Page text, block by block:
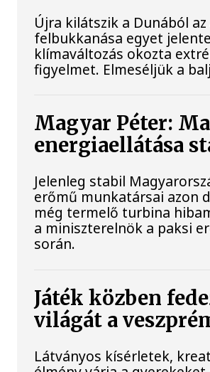
Újra kilátszik a Dunából
felbukkanása egyet
klímaváltozás okozta
figyelmet. Elmeséljük a
Magyar Péter:
energiaellátása
Jelenleg stabil
erőmű munkatársai azon
még termelő turbina
a miniszterelnök a paksi
során.
Játék közben
világát a
Látványos kísérletek,